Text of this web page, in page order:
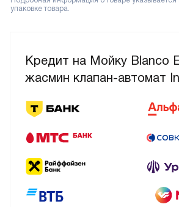
Кредит на Мойку Blanco
жасмин клапан-автомат
упаковке товара.